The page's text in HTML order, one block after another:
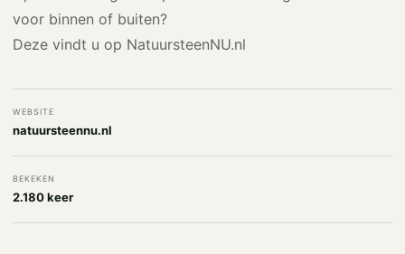
voor binnen of buiten?
Deze vindt u op NatuursteenNU.nl
WEBSITE
natuursteennu.nl
BEKEKEN
2.180 keer